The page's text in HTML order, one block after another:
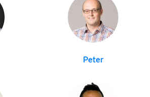
Peter